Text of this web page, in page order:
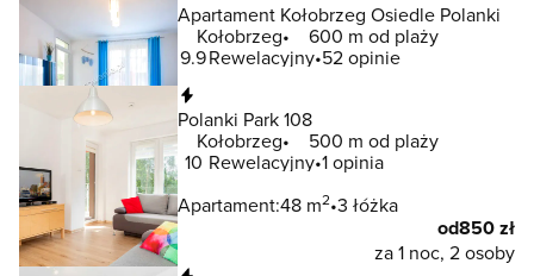
Apartament Kołobrzeg Osiedle Polanki
Kołobrzeg
600 m od plaży
9.9Rewelacyjny 52 opinie
Polanki Park 108
Kołobrzeg
500 m od plaży
10 Rewelacyjny 1 opinia
Apartament:48 m2 3 łóżka
od850 zł
za 1 noc, 2 osoby